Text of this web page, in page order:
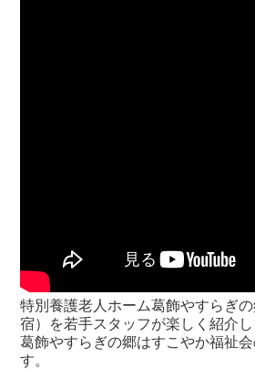
特別養護老人ホーム葛飾やすらぎ
宿）を若手スタッフが楽しく紹介し
葛飾やすらぎの郷はすこやか福祉
す。